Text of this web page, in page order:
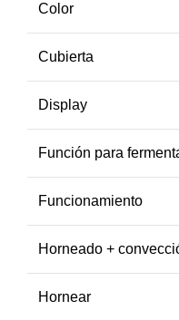
Color
Cubierta
Display
Función para
Funcionamiento
Horneado +
Hornear